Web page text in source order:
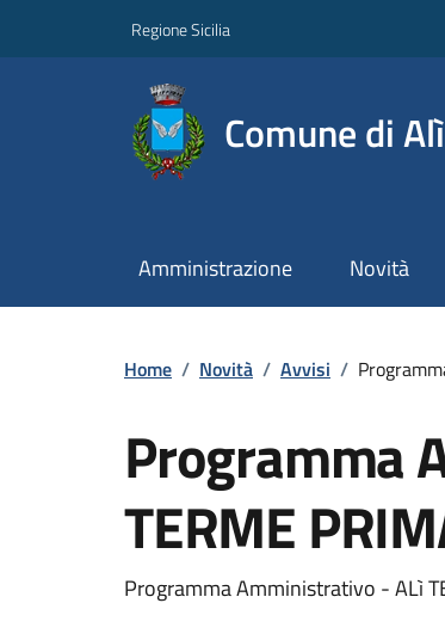
Regione Sicilia
Comune di
Amministrazione Novità
Home / Novità / Avvisi /
Programma
TERME
Programma Amministrativo - ALì